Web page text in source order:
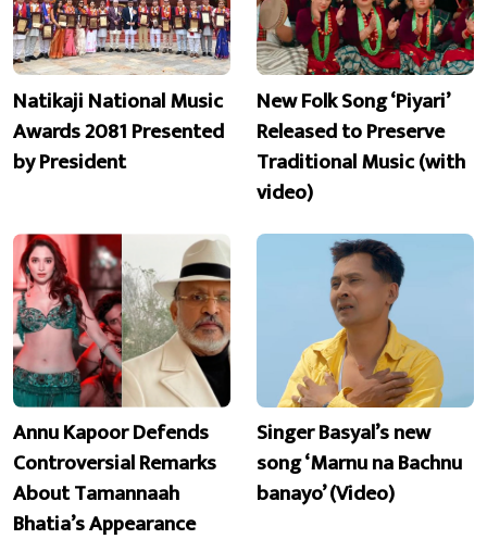
Natikaji National Music
Awards 2081 Presented
by President
New Folk Song ‘Piyari’
Released to Preserve
Traditional Music (with
video)
Annu Kapoor Defends
Controversial Remarks
About Tamannaah
Bhatia’s Appearance
Singer Basyal’s new
song ‘Marnu na Bachnu
banayo’ (Video)